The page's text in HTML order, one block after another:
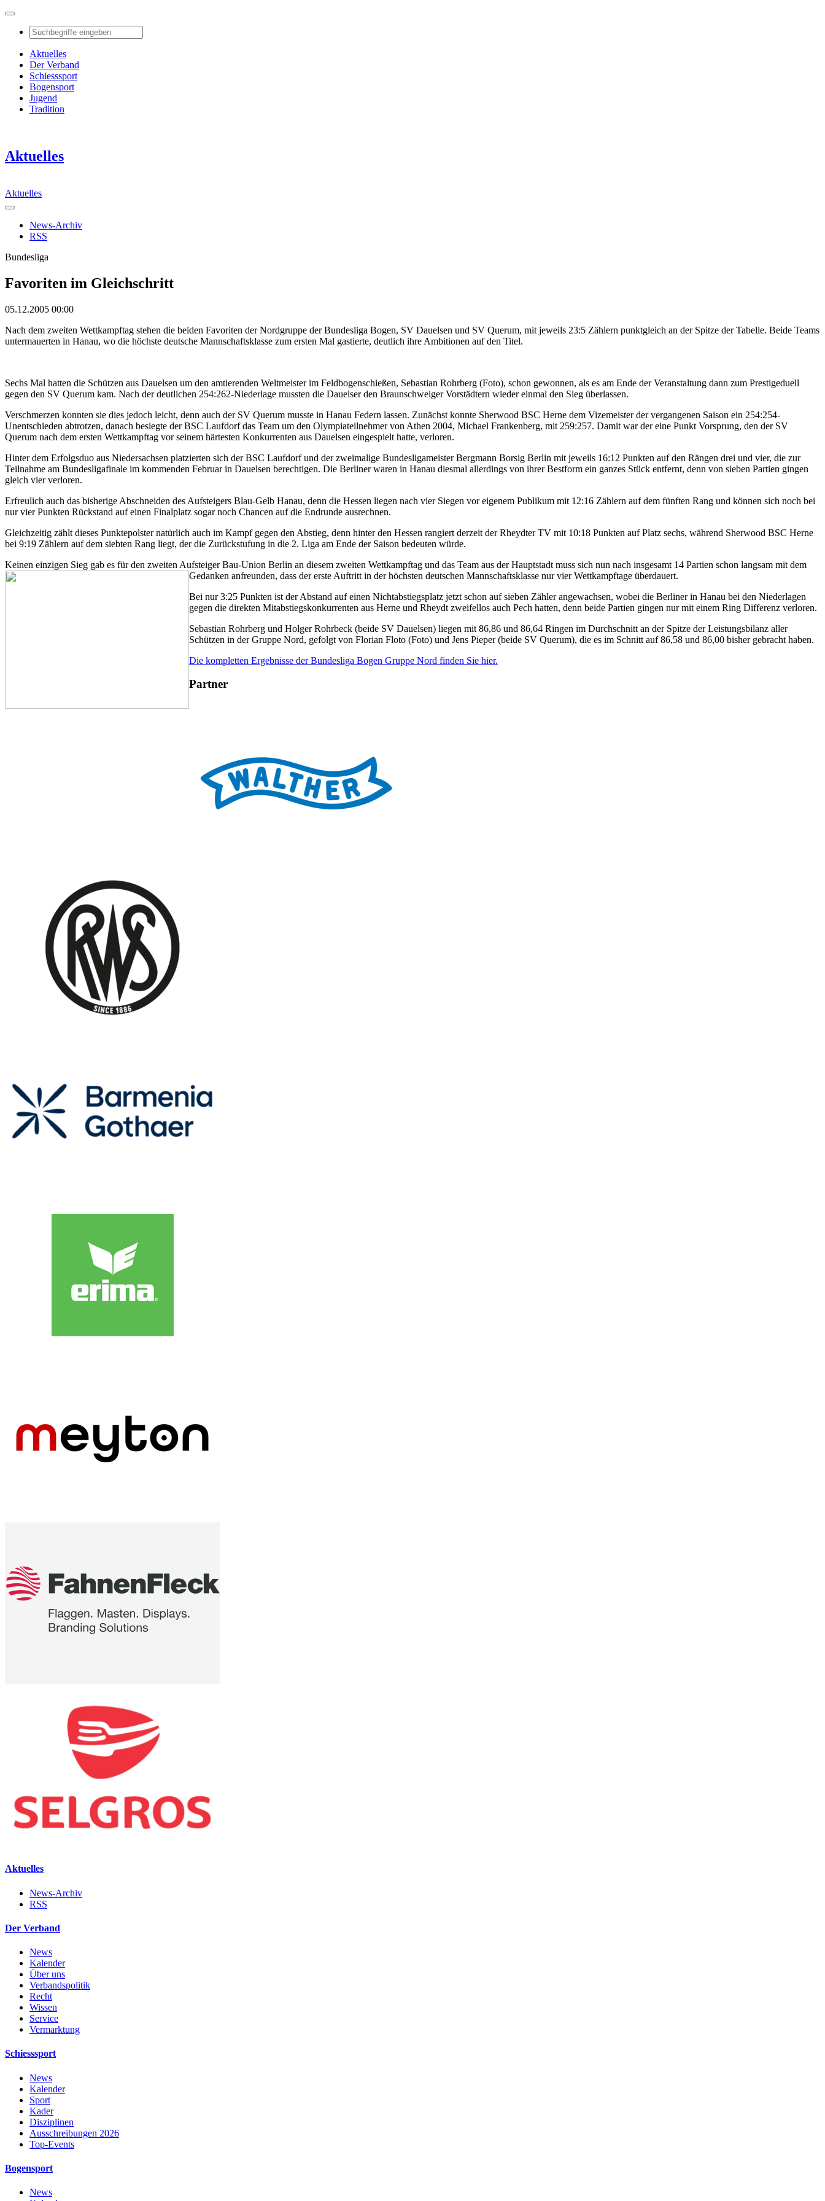
Aktuelles
Der Verband
Schiesssport
Bogensport
Jugend
Tradition
Aktuelles
Aktuelles
News-Archiv
RSS
Bundesliga
Favoriten im Gleichschritt
05.12.2005 00:00
Nach dem zweiten Wettkampftag stehen die beiden Favoriten der Nordgruppe der Bundesliga Bogen, SV Dauelsen und SV Querum, mit jeweils 23:5 Zählern punktgleich an der Spitze der Tabelle. Beide Teams
untermauerten in Hanau, wo die höchste deutsche Mannschaftsklasse zum ersten Mal gastierte, deutlich ihre Ambitionen auf den Titel.
Sechs Mal hatten die Schützen aus Dauelsen um den amtierenden Weltmeister im Feldbogenschießen, Sebastian Rohrberg (Foto), schon gewonnen, als es am Ende der Veranstaltung dann zum Prestigeduell
gegen den SV Querum kam. Nach der deutlichen 254:262-Niederlage mussten die Dauelser den Braunschweiger Vorstädtern wieder einmal den Sieg überlassen.
Verschmerzen konnten sie dies jedoch leicht, denn auch der SV Querum musste in Hanau Federn lassen. Zunächst konnte Sherwood BSC Herne dem Vizemeister der vergangenen Saison ein 254:254-
Unentschieden abtrotzen, danach besiegte der BSC Laufdorf das Team um den Olympiateilnehmer von Athen 2004, Michael Frankenberg, mit 259:257. Damit war der eine Punkt Vorsprung, den der SV
Querum nach dem ersten Wettkampftag vor seinem härtesten Konkurrenten aus Dauelsen eingespielt hatte, verloren.
Hinter dem Erfolgsduo aus Niedersachsen platzierten sich der BSC Laufdorf und der zweimalige Bundesligameister Bergmann Borsig Berlin mit jeweils 16:12 Punkten auf den Rängen drei und vier, die zur
Teilnahme am Bundesligafinale im kommenden Februar in Dauelsen berechtigen. Die Berliner waren in Hanau diesmal allerdings von ihrer Bestform ein ganzes Stück entfernt, denn von sieben Partien gingen
gleich vier verloren.
Erfreulich auch das bisherige Abschneiden des Aufsteigers Blau-Gelb Hanau, denn die Hessen liegen nach vier Siegen vor eigenem Publikum mit 12:16 Zählern auf dem fünften Rang und können sich noch bei
nur vier Punkten Rückstand auf einen Finalplatz sogar noch Chancen auf die Endrunde ausrechnen.
Gleichzeitig zählt dieses Punktepolster natürlich auch im Kampf gegen den Abstieg, denn hinter den Hessen rangiert derzeit der Rheydter TV mit 10:18 Punkten auf Platz sechs, während Sherwood BSC Herne
bei 9:19 Zählern auf dem siebten Rang liegt, der die Zurückstufung in die 2. Liga am Ende der Saison bedeuten würde.
Keinen einzigen Sieg gab es für den zweiten Aufsteiger Bau-Union Berlin an diesem zweiten Wettkampftag und das Team aus der Hauptstadt muss sich nun nach insgesamt 14 Partien schon langsam mit dem
Gedanken anfreunden, dass der erste Auftritt in der höchsten deutschen Mannschaftsklasse nur vier Wettkampftage überdauert.
Bei nur 3:25 Punkten ist der Abstand auf einen Nichtabstiegsplatz jetzt schon auf sieben Zähler angewachsen, wobei die Berliner in Hanau bei den Niederlagen
gegen die direkten Mitabstiegskonkurrenten aus Herne und Rheydt zweifellos auch Pech hatten, denn beide Partien gingen nur mit einem Ring Differenz verloren.
Sebastian Rohrberg und Holger Rohrbeck (beide SV Dauelsen) liegen mit 86,86 und 86,64 Ringen im Durchschnitt an der Spitze der Leistungsbilanz aller
Schützen in der Gruppe Nord, gefolgt von Florian Floto (Foto) und Jens Pieper (beide SV Querum), die es im Schnitt auf 86,58 und 86,00 bisher gebracht haben.
Die kompletten Ergebnisse der Bundesliga Bogen Gruppe Nord finden Sie hier.
Partner
Aktuelles
News-Archiv
RSS
Der Verband
News
Kalender
Über uns
Verbandspolitik
Recht
Wissen
Service
Vermarktung
Schiesssport
News
Kalender
Sport
Kader
Disziplinen
Ausschreibungen 2026
Top-Events
Bogensport
News